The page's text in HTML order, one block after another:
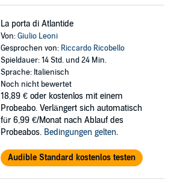
La porta di Atlantide
Von:Giulio Leoni
Gesprochen von: Riccardo Ricobello
Spieldauer: 14 Std. und 24 Min.
Sprache: Italienisch
Noch nicht bewertet
18,89 € oder kostenlos mit einem
Probeabo. Verlängert sich automatisch
für 6,99 €/Monat nach Ablauf des
Probeabos. Bedingungen gelten.
Audible Standard kostenlos testen